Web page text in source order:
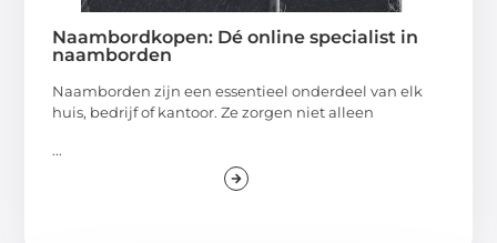
Naambordkopen: Dé online specialist in
naamborden
Naamborden zijn een essentieel onderdeel van elk
huis, bedrijf of kantoor. Ze zorgen niet alleen
...